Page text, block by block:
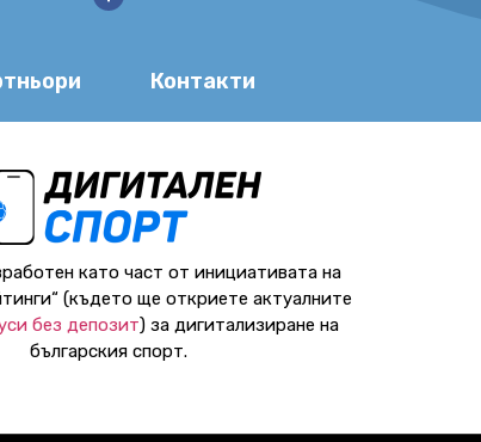
Контакти
като част от инициативата на
(където ще откриете актуалните
без депозит) за дигитализиране на
българския спорт.